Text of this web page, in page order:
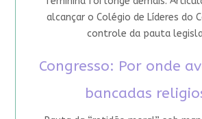
alcançar o Colégio de Líderes do
controle da pauta
Congresso: Por onde
bancadas